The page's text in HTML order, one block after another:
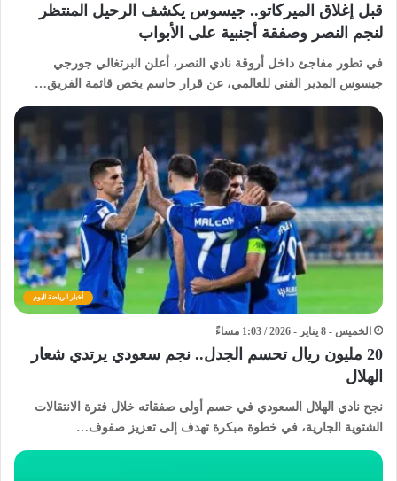
قبل إغلاق الميركاتو.. جيسوس يكشف الرحيل المنتظر
لنجم النصر وصفقة أجنبية على الأبواب
في تطور مفاجئ داخل أروقة نادي النصر، أعلن البرتغالي جورجي
جيسوس المدير الفني للعالمي، عن قرار حاسم يخص قائمة الفريق…
أخبار الرياضة اليوم
الخميس - 8 يناير - 2026 / 1:03 مساءً
20 مليون ريال تحسم الجدل.. نجم سعودي يرتدي شعار
الهلال
نجح نادي الهلال السعودي في حسم أولى صفقاته خلال فترة الانتقالات
الشتوية الجارية، في خطوة مبكرة تهدف إلى تعزيز صفوف…